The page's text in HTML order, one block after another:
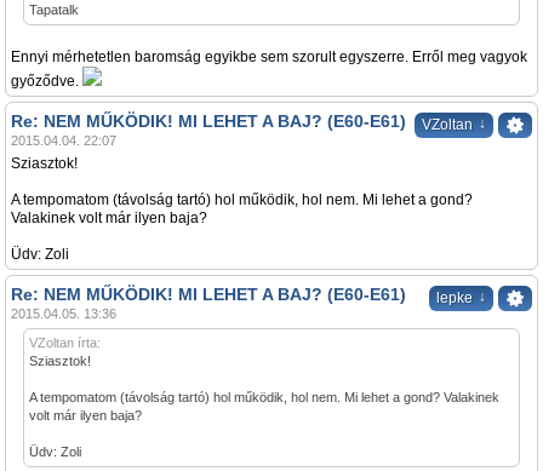
Tapatalk
Ennyi mérhetetlen baromság egyikbe sem szorult egyszerre. Erről meg vagyok
győződve.
VZoltan ↓
Re: NEM MŰKÖDIK! MI LEHET A BAJ? (E60-E61)
2015.04.04. 22:07
Sziasztok!
A tempomatom (távolság tartó) hol működik, hol nem. Mi lehet a gond?
Valakinek volt már ilyen baja?
Üdv: Zoli
lepke ↓
Re: NEM MŰKÖDIK! MI LEHET A BAJ? (E60-E61)
2015.04.05. 13:36
VZoltan írta:
Sziasztok!
A tempomatom (távolság tartó) hol működik, hol nem. Mi lehet a gond? Valakinek
volt már ilyen baja?
Üdv: Zoli